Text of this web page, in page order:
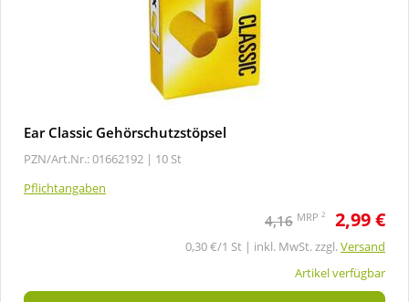
Ear Classic Gehörschutzstöpsel
PZN/Art.Nr.: 01662192 | 10 St
Pflichtangaben
4,16 MRP 2 2,99 €
0,30 €/1 St | inkl. MwSt. zzgl.Versand
Artikel verfügbar